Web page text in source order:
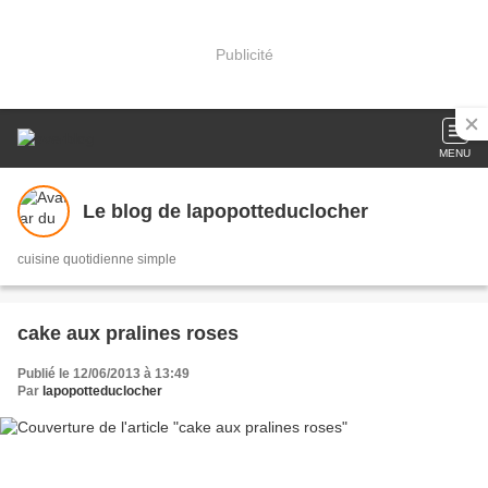
Publicité
MENU
Le blog de lapopotteduclocher
cuisine quotidienne simple
cake aux pralines roses
Publié le 12/06/2013 à 13:49
Par lapopotteduclocher